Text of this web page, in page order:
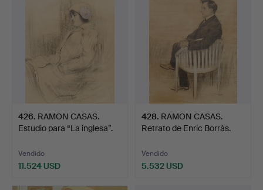
426. RAMON CASAS.
Estudio para “La inglesa”.
Vendido
11.524 USD
428. RAMON CASAS.
Retrato de Enric Borràs.
Vendido
5.532 USD